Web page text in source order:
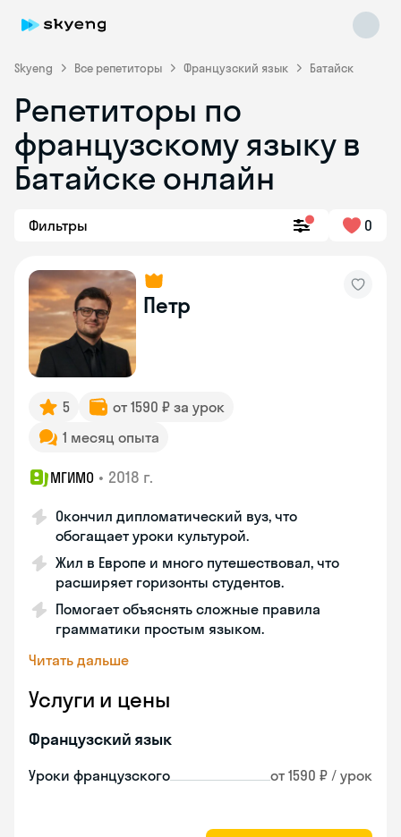
Skyeng Все репетиторы Французский язык Батайск
Репетиторы по
французскому языку в
Батайске онлайн
Фильтры 0
Петр
5
от 1590 ₽ за урок
1 месяц опыта
МГИМО • 2018 г.
Окончил дипломатический вуз, что
обогащает уроки культурой.
Жил в Европе и много путешествовал, что
расширяет горизонты студентов.
Помогает объяснять сложные правила
грамматики простым языком.
Читать дальше
Услуги и цены
Французский язык
Уроки французского от 1590 ₽ / урок
Skyeng Chat